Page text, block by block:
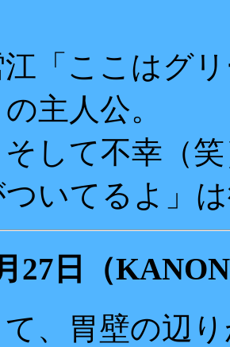
「ここはグ
主人公。
して不幸（
ついてるよ」
27日（
、胃壁の辺